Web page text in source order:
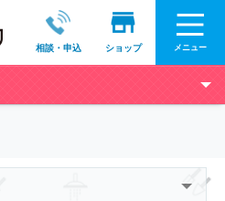
相談・申込 ショップ メニュー